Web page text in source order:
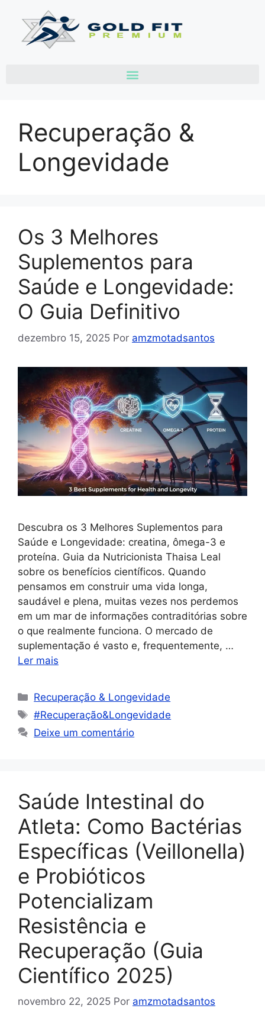
Recuperação &
Longevidade
Os 3 Melhores
Suplementos para
Saúde e Longevidade:
O Guia Definitivo
dezembro 15, 2025 Por amzmotadsantos
Descubra os 3 Melhores Suplementos para
Saúde e Longevidade: creatina, ômega-3 e
proteína. Guia da Nutricionista Thaisa Leal
sobre os benefícios científicos. Quando
pensamos em construir uma vida longa,
saudável e plena, muitas vezes nos perdemos
em um mar de informações contraditórias sobre
o que realmente funciona. O mercado de
suplementação é vasto e, frequentemente, …
Ler mais
Recuperação & Longevidade
#Recuperação&Longevidade
Deixe um comentário
Saúde Intestinal do
Atleta: Como Bactérias
Específicas (Veillonella)
e Probióticos
Potencializam
Resistência e
Recuperação (Guia
Científico 2025)
novembro 22, 2025 Por amzmotadsantos